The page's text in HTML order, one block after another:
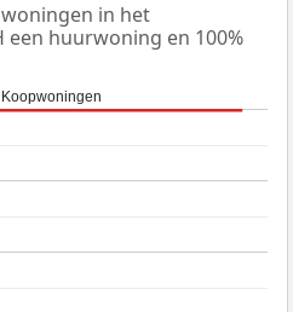
woningen in het
een huurwoning en 100%